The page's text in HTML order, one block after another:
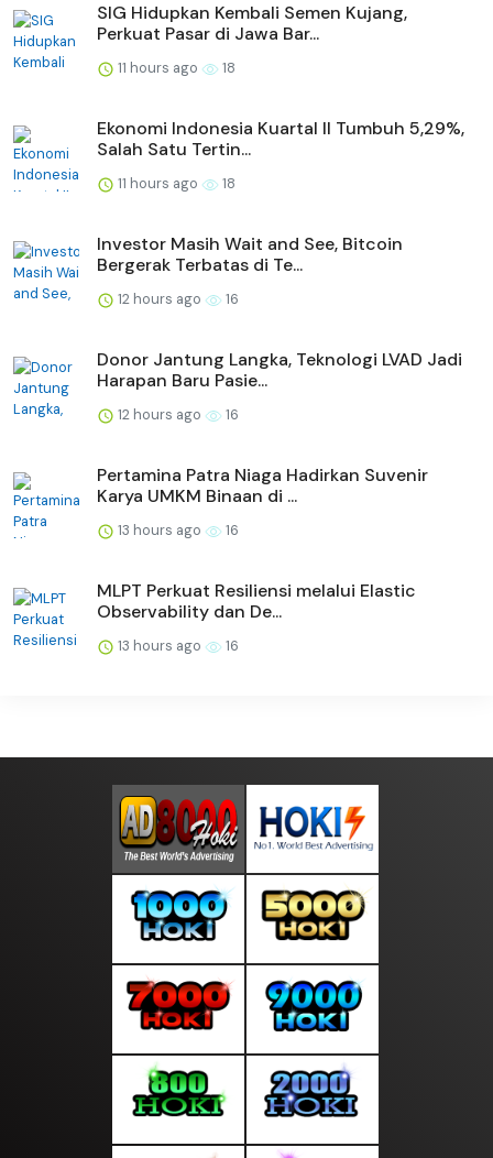
SIG Hidupkan Kembali Semen Kujang,
Perkuat Pasar di Jawa Bar...
11 hours ago 18
Ekonomi Indonesia Kuartal II Tumbuh 5,29%,
Salah Satu Tertin...
11 hours ago 18
Investor Masih Wait and See, Bitcoin
Bergerak Terbatas di Te...
12 hours ago 16
Donor Jantung Langka, Teknologi LVAD Jadi
Harapan Baru Pasie...
12 hours ago 16
Pertamina Patra Niaga Hadirkan Suvenir
Karya UMKM Binaan di ...
13 hours ago 16
MLPT Perkuat Resiliensi melalui Elastic
Observability dan De...
13 hours ago 16